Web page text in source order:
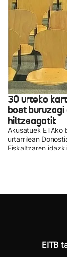
30 urteko
bost
hiltzeagatik
Akusatuek
urtarrilean
Fiskaltzaren
EITB